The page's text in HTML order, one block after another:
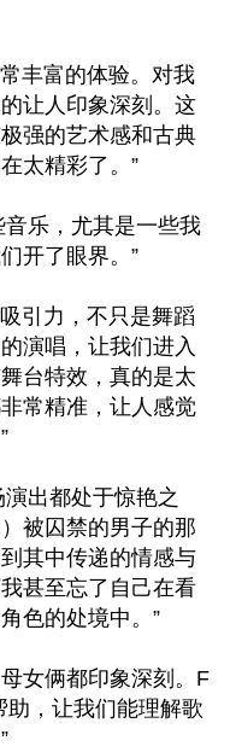
丰富的体验。对我
让人印象深刻。这
强的艺术感和古典
太精彩了。”
乐，尤其是一些我
开了眼界。”
引力，不只是舞蹈
演唱，让我们进入
台特效，真的是太
常精准，让人感觉
出都处于惊艳之
被囚禁的男子的那
其中传递的情感与
甚至忘了自己在看
色的处境中。”
女俩都印象深刻。F
助，让我们能理解歌